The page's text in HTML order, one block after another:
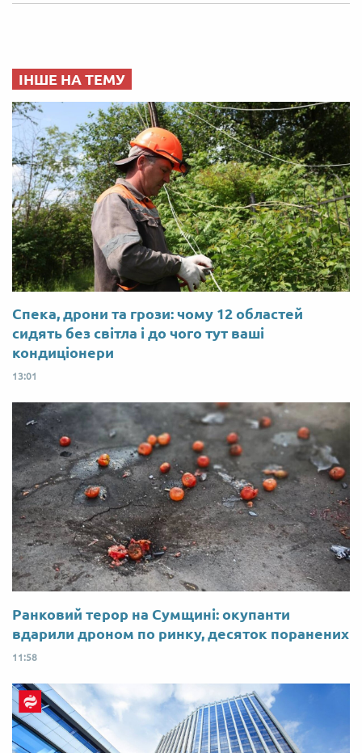
ІНШЕ НА ТЕМУ
Спека, дрони та грози: чому 12 областей
сидять без світла і до чого тут ваші
кондиціонери
13:01
Ранковий терор на Сумщині: окупанти
вдарили дроном по ринку, десяток поранених
11:58